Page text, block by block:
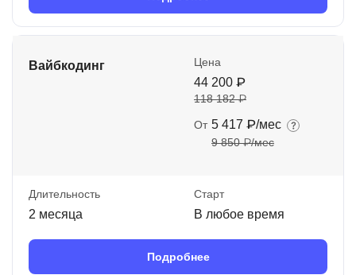
Вайбкодинг Цена
44 200 ₽
118 182 ₽
От 5 417 ₽/мес
9 850 ₽/мес
Длительность
2 месяца
Старт
В любое время
Подробнее